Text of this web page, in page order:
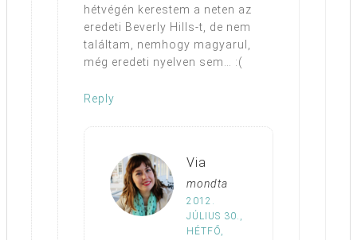
hétvégén kerestem a neten az
eredeti Beverly Hills-t, de nem
találtam, nemhogy magyarul,
még eredeti nyelven sem… :(
Reply
Via
mondta
2012.
JÚLIUS 30.,
HÉTFŐ,